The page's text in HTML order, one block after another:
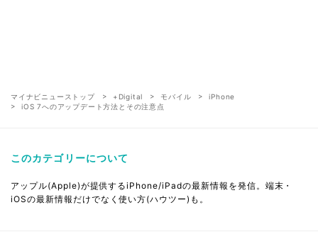
マイナビニューストップ +Digital モバイル
iPhone
iOS 7へのアップデート方法とその注意点
このカテゴリーについて
アップル(Apple)が提供するiPhone/iPadの最新情報を発信。端末・
iOSの最新情報だけでなく使い方(ハウツー)も。